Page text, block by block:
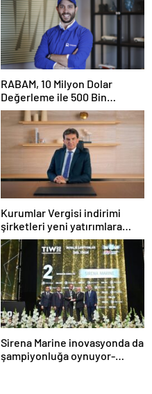
RABAM, 10 Milyon Dolar
Değerleme ile 500 Bin
Dolarlık Yatırım Aldı
Kurumlar Vergisi indirimi
şirketleri yeni yatırımlara
yönlendirecek
Sirena Marine inovasyonda da
şampiyonluğa oynuyor-